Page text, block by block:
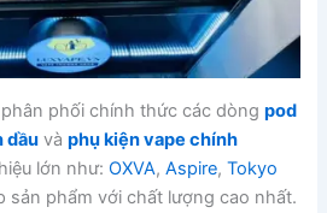
phối chính thức các dòngpod
dầu vàphụ kiện vape chính
lớn như:OXVA,Aspire,Tokyo
sản phẩm với chất lượng cao nhất.